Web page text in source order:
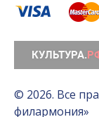
© 2026. Все
филармония»